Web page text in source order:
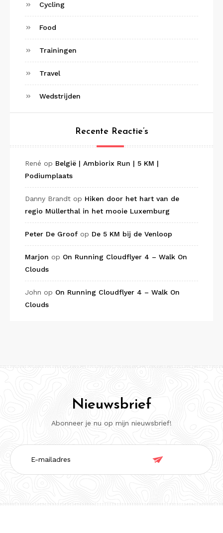
Cycling
Food
Trainingen
Travel
Wedstrijden
Recente Reactie’s
René op België | Ambiorix Run | 5 KM |
Podiumplaats
Danny Brandt op Hiken door het hart van de
regio Müllerthal in het mooie Luxemburg
Peter De Groof op De 5 KM bij de Venloop
Marjon op On Running Cloudflyer 4 – Walk On
Clouds
John op On Running Cloudflyer 4 – Walk On
Clouds
Nieuwsbrief
Abonneer je nu op mijn nieuwsbrief!
E-
mailadres
